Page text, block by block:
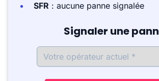
SFR : aucune panne signalée
Signaler une